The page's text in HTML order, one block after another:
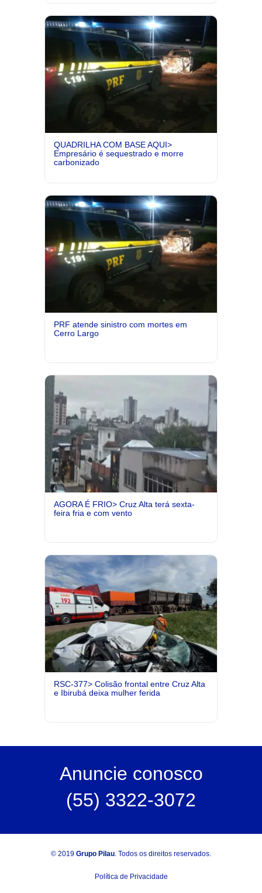
QUADRILHA COM BASE AQUI>
Empresário é sequestrado e morre
carbonizado
PRF atende sinistro com mortes em
Cerro Largo
AGORA É FRIO> Cruz Alta terá sexta-
feira fria e com vento
RSC-377> Colisão frontal entre Cruz Alta
e Ibirubá deixa mulher ferida
Anuncie conosco
(55) 3322-3072
© 2019 Grupo Pilau . Todos os direitos reservados.
Política de Privacidade